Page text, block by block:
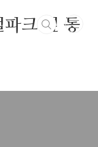
크 옆 동